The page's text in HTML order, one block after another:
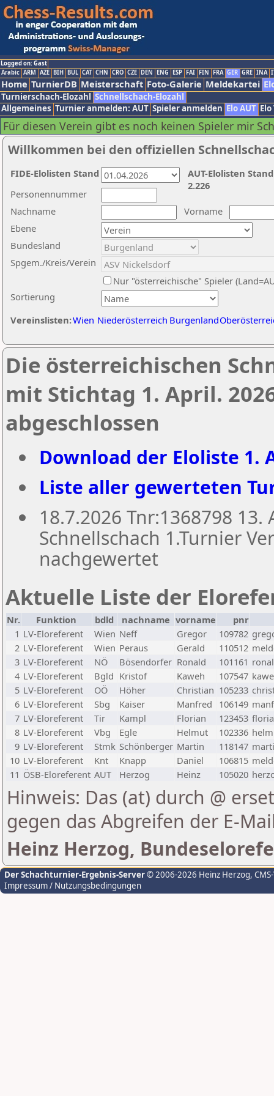
Logged on: Gast
Arabic ARM AZE BIH BUL CAT CHN CRO CZE DEN ENG ESP FAI FIN FRA GER GRE INA
Home TurnierDB Meisterschaft Foto-Galerie Meldekartei
Turnierschach-Elozahl Schnellschach-Elozahl
Allgemeines Turnier anmelden: AUT Spieler anmelden Elo AUT
Für diesen Verein gibt es noch keinen Spieler mir
Willkommen bei den offiziellen
Nachname
Vorname
Ebene
Sortierung
Personennummer
Bundesland
Spgem./Kreis/Verein
Nur "österreichische" Spieler
Vereinslisten:Wien Niederösterreich Burgenland
AUT-Elolisten
2.226
FIDE-Elolisten Stand
Die österreichischen
mit Stichtag 1. April.
abgeschlossen
Download der Eloliste 1.
Liste aller gewerteten
18.7.2026 Tnr:1368798
Schnellschach 1.Turnier
nachgewertet
Aktuelle Liste der
Nr. Funktion bdld nachname vorname
pnr
1 LV-Eloreferent Wien Neff Gregor 109782
2 LV-Eloreferent Wien Peraus Gerald 110512
3 LV-Eloreferent NÖ Bösendorfer Ronald 101161
4 LV-Eloreferent Bgld Kristof Kaweh 107547
5 LV-Eloreferent OÖ Höher Christian 105233
6 LV-Eloreferent Sbg Kaiser Manfred 106149
7 LV-Eloreferent Tir Kampl Florian 123453
8 LV-Eloreferent Vbg Egle Helmut 102336
9 LV-Eloreferent Stmk Schönberger Martin 118147
10 LV-Eloreferent Knt Knapp Daniel 106815
11 ÖSB-Eloreferent AUT Herzog Heinz 105020
Hinweis: Das (at) durch @
gegen das Abgreifen der E-
Heinz Herzog,
Der Schachturnier-Ergebnis-Server© 2006-2026 Heinz Herzog,
Impressum / Nutzungsbedingungen